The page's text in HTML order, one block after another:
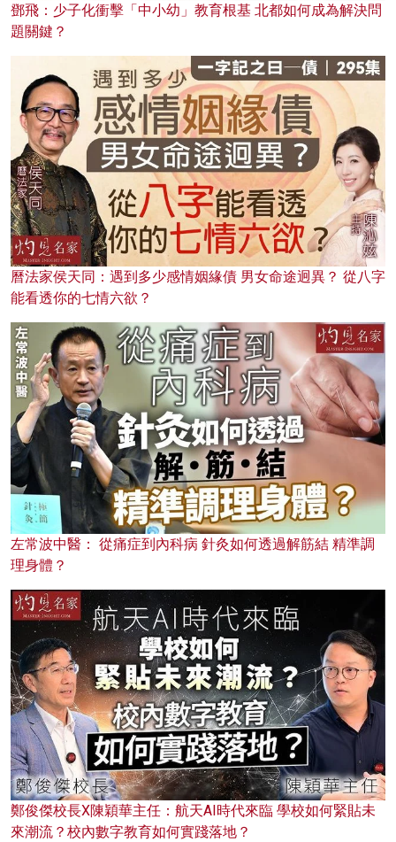
鄧飛：少子化衝擊「中小幼」教育根基 北都如何成為解決問
題關鍵？
曆法家侯天同：遇到多少感情姻緣債 男女命途迥異？ 從八字
能看透你的七情六欲？
左常波中醫： 從痛症到內科病 針灸如何透過解筋結 精準調
理身體？
鄭俊傑校長X陳穎華主任：航天AI時代來臨 學校如何緊貼未
來潮流？校內數字教育如何實踐落地？